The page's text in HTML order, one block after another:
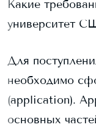
Какие
университет
Для
необходимо
(application).
основных